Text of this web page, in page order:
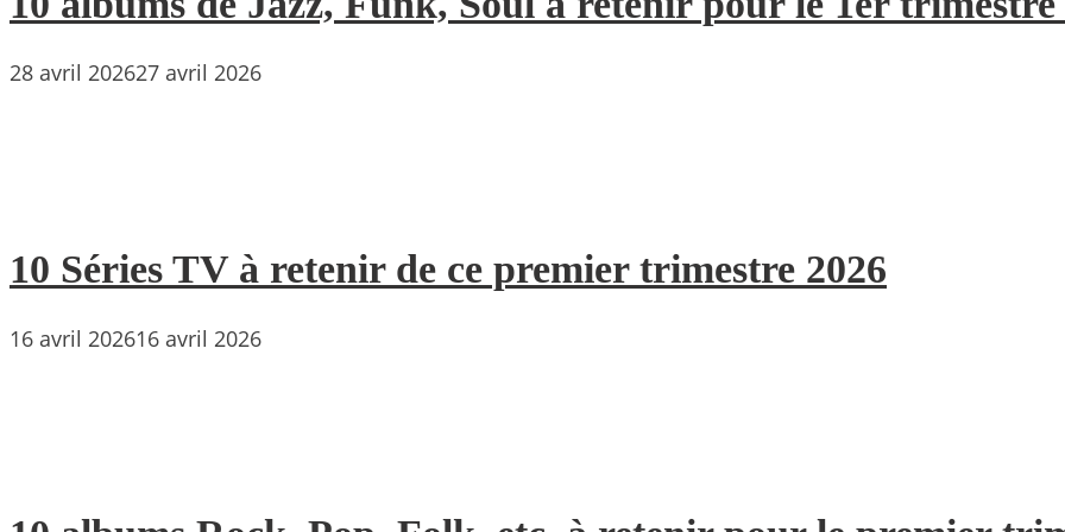
28 avril 202627 avril 2026
10 Séries TV à retenir de ce premier trimestre 2026
16 avril 202616 avril 2026